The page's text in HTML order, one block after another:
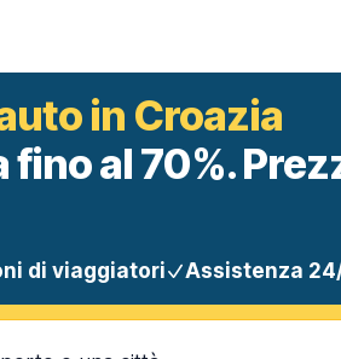
in Croazia
fino al 70%.
di viaggiatori Assistenza